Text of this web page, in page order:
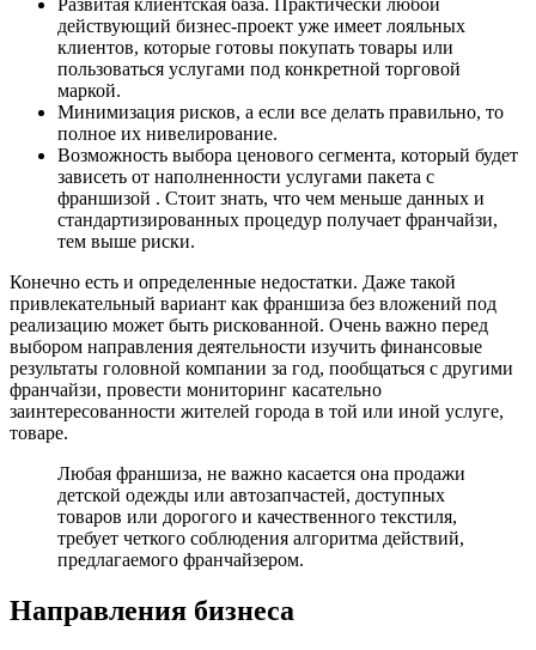
Развитая клиентская база. Практически любой
действующий бизнес-проект уже имеет лояльных
клиентов, которые готовы покупать товары или
пользоваться услугами под конкретной торговой
маркой.
Минимизация рисков, а если все делать правильно, то
полное их нивелирование.
Возможность выбора ценового сегмента, который будет
зависеть от наполненности услугами пакета с
франшизой . Стоит знать, что чем меньше данных и
стандартизированных процедур получает франчайзи,
тем выше риски.
Конечно есть и определенные недостатки. Даже такой
привлекательный вариант как франшиза без вложений под
реализацию может быть рискованной. Очень важно перед
выбором направления деятельности изучить финансовые
результаты головной компании за год, пообщаться с другими
франчайзи, провести мониторинг касательно
заинтересованности жителей города в той или иной услуге,
товаре.
Любая франшиза, не важно касается она продажи
детской одежды или автозапчастей, доступных
товаров или дорогого и качественного текстиля,
требует четкого соблюдения алгоритма действий,
предлагаемого франчайзером.
Направления бизнеса